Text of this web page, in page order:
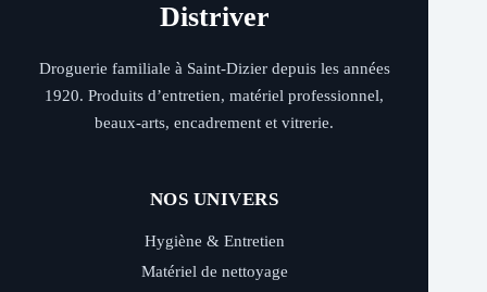
Distriver
Droguerie familiale à Saint-Dizier depuis les années
1920. Produits d’entretien, matériel professionnel,
beaux-arts, encadrement et vitrerie.
NOS UNIVERS
Hygiène & Entretien
Matériel de nettoyage